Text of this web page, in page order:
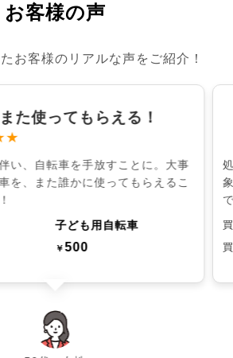
お客様の声
お客様のリアルな声をご紹介！
た使ってもらえる！
い、自転車を手放すことに。大事
を、また誰かに使ってもらえるこ
子ども用自転車
￥500
chevron_left chevron_right